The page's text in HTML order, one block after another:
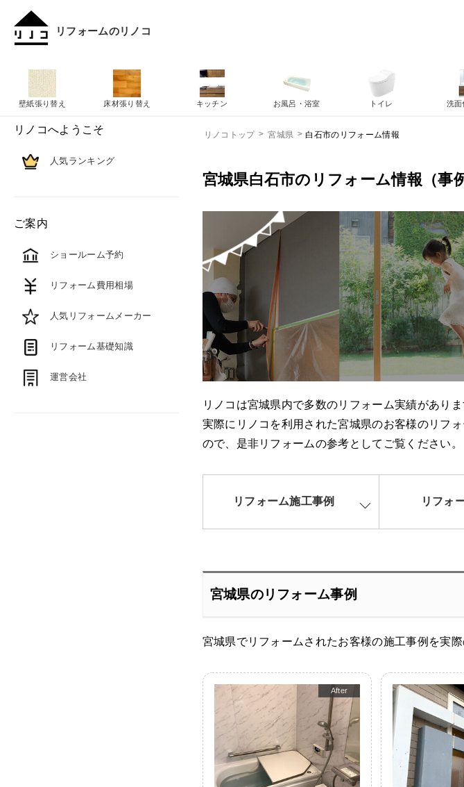
リフォームのリノコ
リノコトップ 宮城県 白石市のリフォーム情報
宮城県白石市のリフォーム情報（事
リノコは宮城県内で多数のリフォーム実績がありま
実際にリノコを利用された宮城県のお客様のリフ
ので、是非リフォームの参考としてご覧ください。
リフォーム施工事例 リフォ
宮城県のリフォーム事例
宮城県でリフォームされたお客様の施工事例を実
After
壁紙張り替え 床材張り替え キッチン お風呂・浴室 トイレ 洗面
リノコへようこそ
人気ランキング
ご案内
ショールーム予約
リフォーム費用相場
人気リフォームメーカー
リフォーム基礎知識
運営会社